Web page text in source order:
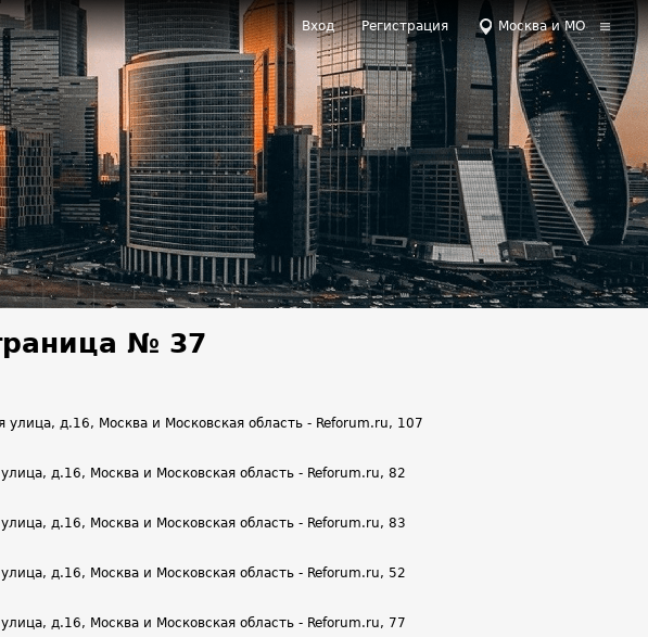
Вход Регистрация Москва и МО
№ 37
д.16, Москва и Московская область - Reforum.ru, 107
д.16, Москва и Московская область - Reforum.ru, 82
д.16, Москва и Московская область - Reforum.ru, 83
д.16, Москва и Московская область - Reforum.ru, 52
д.16, Москва и Московская область - Reforum.ru, 77